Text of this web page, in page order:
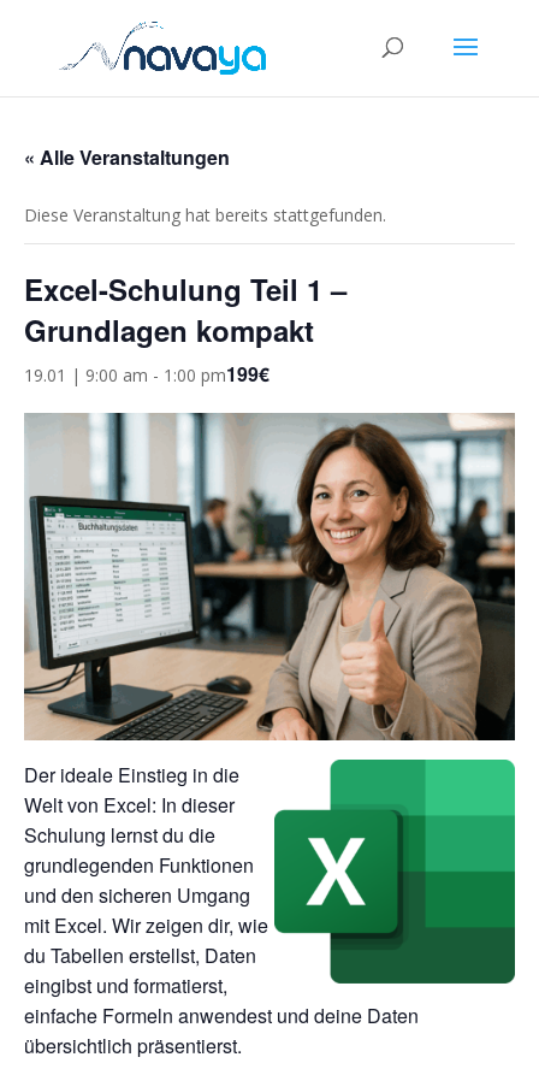
« Alle Veranstaltungen
Diese Veranstaltung hat bereits stattgefunden.
Excel-Schulung Teil 1 –
Grundlagen kompakt
19.01 | 9:00 am - 1:00 pm199€
Der ideale Einstieg in die
Welt von Excel: In dieser
Schulung lernst du die
grundlegenden Funktionen
und den sicheren Umgang
mit Excel. Wir zeigen dir, wie
du Tabellen erstellst, Daten
eingibst und formatierst,
einfache Formeln anwendest und deine Daten
übersichtlich präsentierst.